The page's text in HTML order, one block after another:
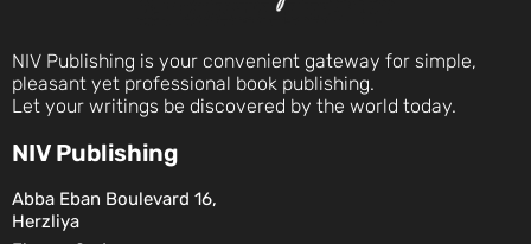
NIV Publishing is your convenient gateway for simple,
pleasant yet professional book publishing.
Let your writings be discovered by the world today.
NIV Publishing
Abba Eban Boulevard 16,
Herzliya